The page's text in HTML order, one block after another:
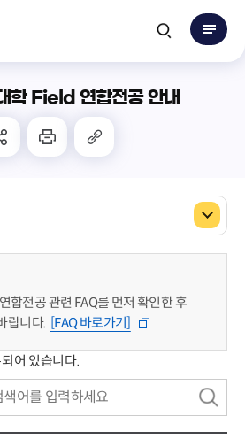
학 Field 연합전공 안내
합전공 관련 FAQ를 먼저 확인한 후
랍니다. [FAQ 바로가기]
어 있습니다.
검
색